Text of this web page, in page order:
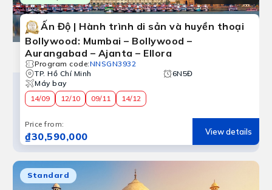
Ấn Độ
Ấn Độ | Hành trình di sản và huyền thoại
Bollywood: Mumbai – Bollywood –
Aurangabad – Ajanta – Ellora
Program code:NNSGN3932
TP. Hồ Chí Minh
6N5Đ
Máy bay
14/09
12/10 09/11 14/12
Price from:
₫30,590,000 View details
Standard